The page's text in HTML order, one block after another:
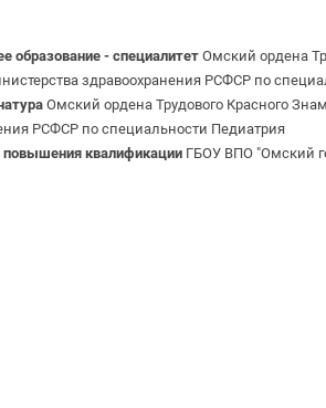
образование - специалитет Омский ордена
здравоохранения РСФСР по
Омский ордена Трудового Красного
РСФСР по специальности Педиатрия
квалификации ГБОУ ВПО "Омский